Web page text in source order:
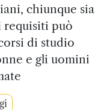
chiunque sia
requisiti può
di studio
e gli uomini